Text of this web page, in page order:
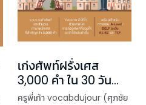
เก่งศัพท์ฝรั่งเศส
3,000 คำ ใน 30 วัน
(ฉบับปกใหม่)
ครูพี่เก้า vocabdujour (ศุภชัย